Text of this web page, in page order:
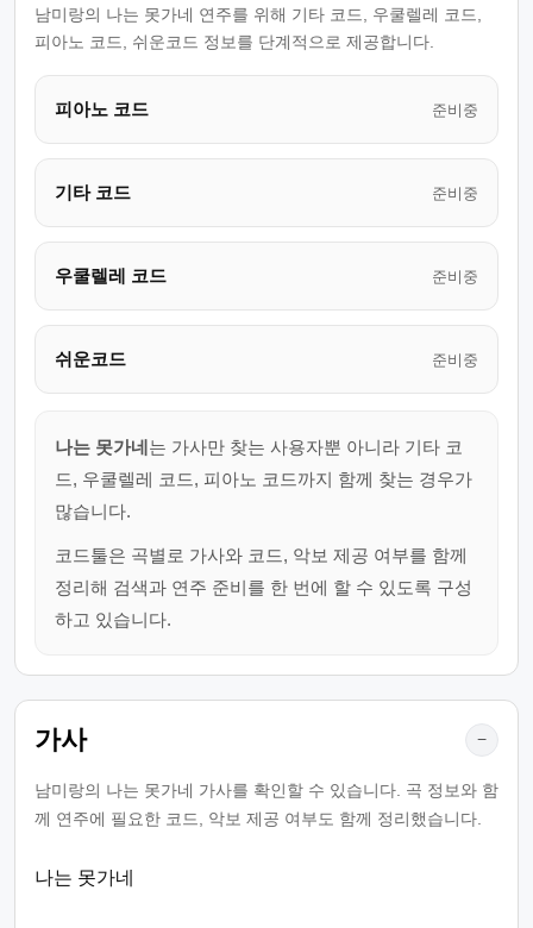
남미랑의 나는 못가네 연주를 위해 기타 코드, 우쿨렐레 코드,
피아노 코드, 쉬운코드 정보를 단계적으로 제공합니다.
피아노 코드 준비중
기타 코드 준비중
우쿨렐레 코드 준비중
쉬운코드 준비중
나는 못가네 는 가사만 찾는 사용자뿐 아니라 기타 코
드, 우쿨렐레 코드, 피아노 코드까지 함께 찾는 경우가
많습니다.
코드툴은 곡별로 가사와 코드, 악보 제공 여부를 함께
정리해 검색과 연주 준비를 한 번에 할 수 있도록 구성
하고 있습니다.
가사 −
남미랑의 나는 못가네 가사를 확인할 수 있습니다. 곡 정보와 함
께 연주에 필요한 코드, 악보 제공 여부도 함께 정리했습니다.
나는 못가네